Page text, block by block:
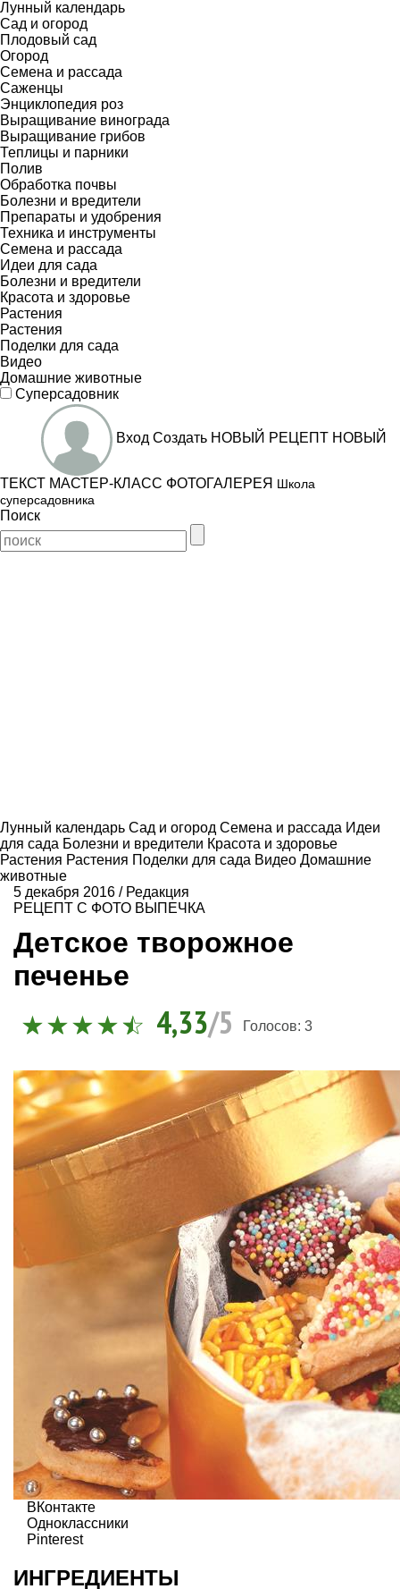
Лунный календарь
Сад и огород
Плодовый сад
Огород
Семена и рассада
Саженцы
Энциклопедия роз
Выращивание винограда
Выращивание грибов
Теплицы и парники
Полив
Обработка почвы
Болезни и вредители
Препараты и удобрения
Техника и инструменты
Семена и рассада
Идеи для сада
Болезни и вредители
Красота и здоровье
Растения
Растения
Поделки для сада
Видео
Домашние животные
Суперсадовник
Вход Создать НОВЫЙ РЕЦЕПТ НОВЫЙ
ТЕКСТ МАСТЕР-КЛАСС ФОТОГАЛЕРЕЯ Школа
суперсадовника
Поиск
Лунный календарь Сад и огород Семена и рассада Идеи
для сада Болезни и вредители Красота и здоровье
Растения Растения Поделки для сада Видео Домашние
животные
5 декабря 2016 / Редакция
РЕЦЕПТ С ФОТО ВЫПЕЧКА
Детское творожное
печенье
4,33/5 Голосов: 3
ВКонтакте
Одноклассники
Pinterest
ИНГРЕДИЕНТЫ